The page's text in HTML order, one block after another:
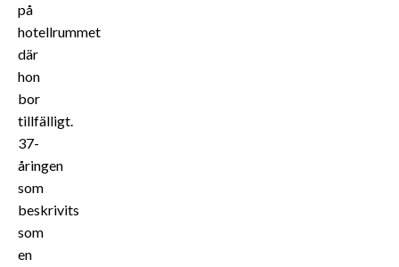
på
hotellrummet
där
hon
bor
tillfälligt.
37-
åringen
som
beskrivits
som
en